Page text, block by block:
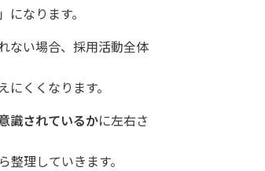
なります。
ない場合、採用活動全体
くくなります。
識されているかに左右さ
理していきます。